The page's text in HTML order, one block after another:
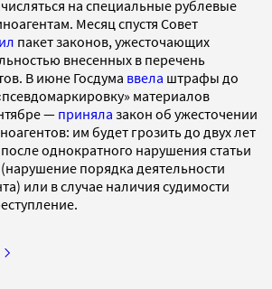
на специальные рублевые
Месяц спустя Совет
пакет законов, ужесточающих
внесенных в перечень
В июне Госдума ввела штрафы до
материалов
— приняла закон об ужесточении
им будет грозить до двух лет
однократного нарушения статьи
порядка деятельности
или в случае наличия судимости